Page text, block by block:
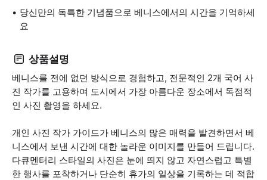
당신만의 독특한 기념품으로 베니스에서의 시간을 기억하세
요
상품설명
베니스를 전에 없던 방식으로 경험하고, 전문적인 2개 국어 사
진 작가를 고용하여 도시에서 가장 아름다운 장소에서 독점적
인 사진 촬영을 하세요.
개인 사진 작가 가이드가 베니스의 많은 매력을 발견하면서 베
니스에서 보낸 시간에 대한 놀라운 이미지를 만들어 드립니다.
다큐멘터리 스타일의 사진은 눈에 띄지 않고 자연스럽고 특별
한 행사를 포착하거나 단순히 휴가의 일상을 기록하는 데 적합